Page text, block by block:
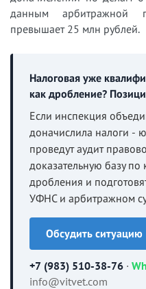
данным арбитражной
превышает 25 млн рублей.
Налоговая уже
как дробление?
Если инспекция
доначислила налоги -
проведут аудит
доказательную базу
дробления и
УФНС и арбитражном
Обсудить ситуацию
+7 (983) 510-38-76 ·
info@vitvet.com